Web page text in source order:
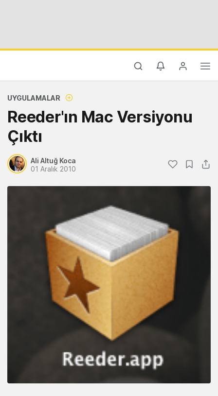
UYGULAMALAR
Reeder'ın Mac Versiyonu
Çıktı
Ali Altuğ Koca
01 Aralık 2010